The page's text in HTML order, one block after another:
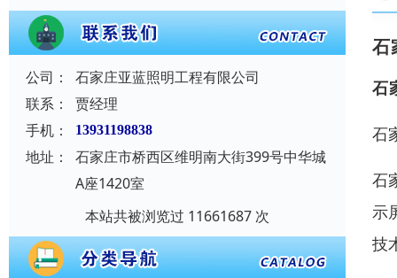
公司：
石家庄亚蓝照明工程有限公司
联系：
贾经理
手机：
13931198838
地址：
石家庄市桥西区维明南大街399号中华城
A座1420室
本站共被浏览过 11661687 次
石
石
石
石
示
技